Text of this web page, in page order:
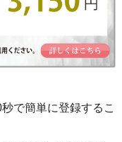
で簡単に登録するこ